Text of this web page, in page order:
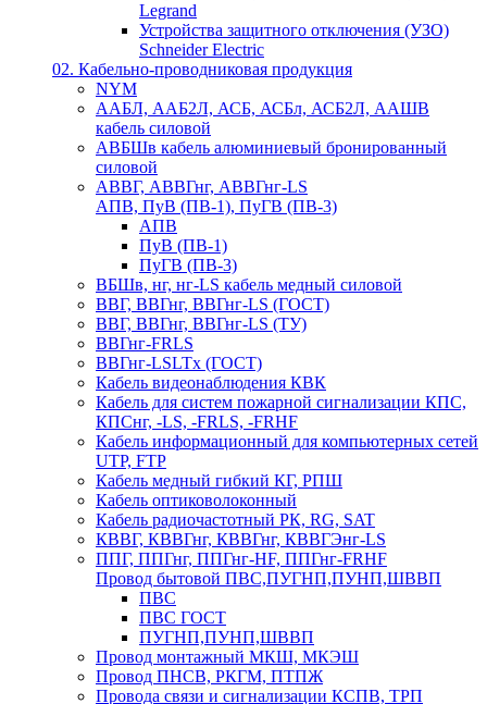
Legrand
Устройства защитного отключения (УЗО)
Schneider Electric
02. Кабельно-проводниковая продукция
NYM
ААБЛ, ААБ2Л, АСБ, АСБл, АСБ2Л, ААШВ
кабель силовой
АВБШв кабель алюминиевый бронированный
силовой
АВВГ, АВВГнг, АВВГнг-LS
АПВ, ПуВ (ПВ-1), ПуГВ (ПВ-3)
АПВ
ПуВ (ПВ-1)
ПуГВ (ПВ-3)
ВБШв, нг, нг-LS кабель медный силовой
ВВГ, ВВГнг, ВВГнг-LS (ГОСТ)
ВВГ, ВВГнг, ВВГнг-LS (ТУ)
ВВГнг-FRLS
ВВГнг-LSLTx (ГОСТ)
Кабель видеонаблюдения КВК
Кабель для систем пожарной сигнализации КПС,
КПСнг, -LS, -FRLS, -FRHF
Кабель информационный для компьютерных сетей
UTP, FTP
Кабель медный гибкий КГ, РПШ
Кабель оптиковолоконный
Кабель радиочастотный РК, RG, SAT
КВВГ, КВВГнг, КВВГнг, КВВГЭнг-LS
ППГ, ППГнг, ППГнг-HF, ППГнг-FRHF
Провод бытовой ПВС,ПУГНП,ПУНП,ШВВП
ПВС
ПВС ГОСТ
ПУГНП,ПУНП,ШВВП
Провод монтажный МКШ, МКЭШ
Провод ПНСВ, РКГМ, ПТПЖ
Провода связи и сигнализации КСПВ, ТРП